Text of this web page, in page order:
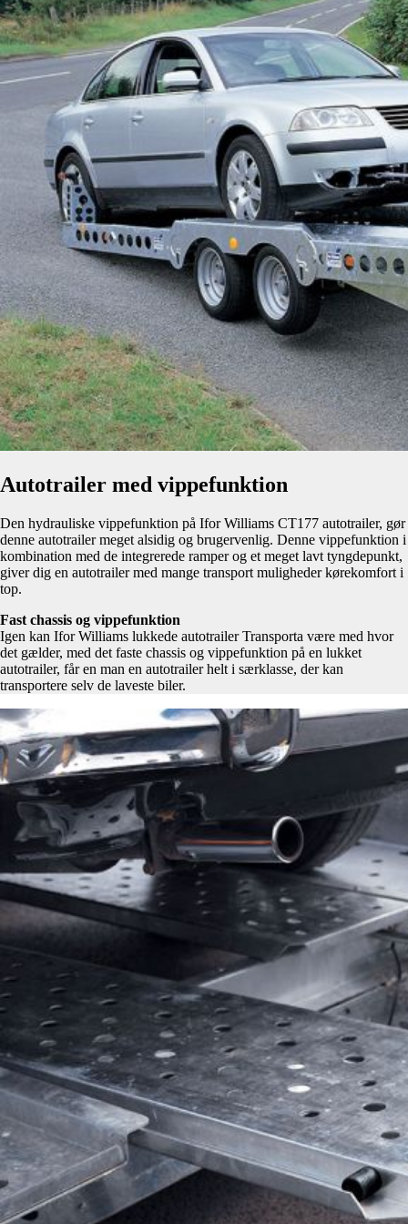
Autotrailer med vippefunktion
Den hydrauliske vippefunktion på Ifor Williams CT177 autotrailer, gør
denne autotrailer meget alsidig og brugervenlig. Denne vippefunktion i
kombination med de integrerede ramper og et meget lavt tyngdepunkt,
giver dig en autotrailer med mange transport muligheder kørekomfort i
top.
Fast chassis og vippefunktion
Igen kan Ifor Williams lukkede autotrailer Transporta være med hvor
det gælder, med det faste chassis og vippefunktion på en lukket
autotrailer, får en man en autotrailer helt i særklasse, der kan
transportere selv de laveste biler.